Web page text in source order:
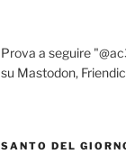
Prova a seguire
su Mastodon,
SANTO DEL